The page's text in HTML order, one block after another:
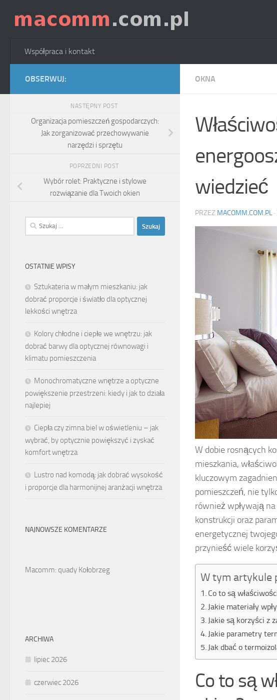
Skip to content
Współpraca i kontakt
OKNA
wiedzieć
PRZEZ MACOMM.COM.PL
W dobie rosnących
mieszkania,
kluczowym
pomieszczeń, nie
również wpływają
konstrukcji oraz
energetycznej
przynieść wiele
W tym artykule
Co to są
Jakie materiały
Jakie są korzyści z
Jakie parametry
Jak dbać o
Co to są
OBSERWUJ:
NASTĘPNY POST
Organizacja pomieszczeń gospodarczych:
Jak zorganizować przechowywanie
narzędzi i sprzętu
POPRZEDNI POST
Wybór rolet: Praktyczne i stylowe
rozwiązanie dla Twoich okien
Szukaj:
OSTATNIE WPISY
Sztukateria w małym mieszkaniu: jak
dobrać proporcje i światło dla optycznej
lekkości wnętrza
Kolory chłodne i ciepłe we wnętrzu: jak
dobrać barwy dla optycznej równowagi i
klimatu pomieszczenia
Monochromatyczne wnętrze a optyczne
powiększenie przestrzeni: kiedy i jak to działa
najlepiej
Ciepła czy zimna biel w oświetleniu – jak
wybrać, by optycznie powiększyć i zyskać
komfort wnętrza
Lustro nad komodą: jak dobrać wysokość
i proporcje dla harmonijnej aranżacji wnętrza
NAJNOWSZE KOMENTARZE
Macomm: quady Kołobrzeg
ARCHIWA
lipiec 2026
czerwiec 2026